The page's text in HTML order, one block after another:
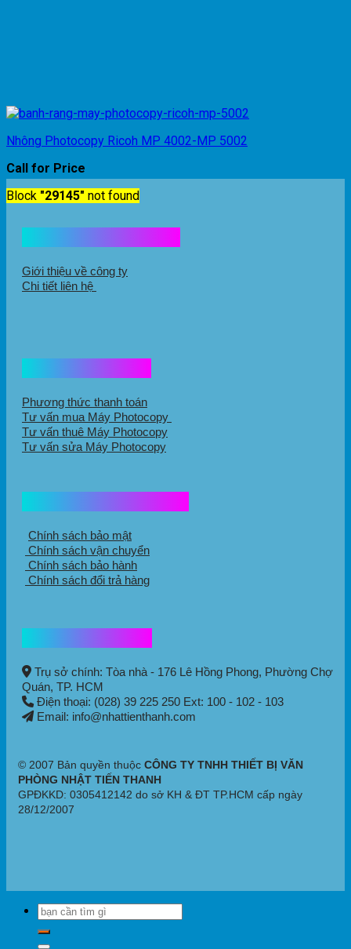
Nhông Photocopy Ricoh MP 4002-MP 5002
Call for Price
Block "29145" not found
Giới thiệu về công ty
Chi tiết liên hệ
Phương thức thanh toán
Tư vấn mua Máy Photocopy
Tư vấn thuê Máy Photocopy
Tư vấn sửa Máy Photocopy
Chính sách bảo mật
Chính sách vận chuyển
Chính sách bảo hành
Chính sách đổi trả hàng
Trụ sở chính: Tòa nhà - 176 Lê Hồng Phong, Phường Chợ
Quán, TP. HCM
Điện thoại: (028) 39 225 250 Ext: 100 - 102 - 103
Email: info@nhattienthanh.com
© 2007 Bản quyền thuộc CÔNG TY TNHH THIẾT BỊ VĂN
PHÒNG NHẬT TIẾN THANH
GPĐKKD: 0305412142 do sở KH & ĐT TP.HCM cấp ngày
28/12/2007